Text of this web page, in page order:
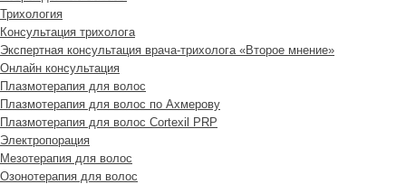
Трихология
Консультация трихолога
Экспертная консультация врача-трихолога «Второе мнение»
Онлайн консультация
Плазмотерапия для волос
Плазмотерапия для волос по Ахмерову
Плазмотерапия для волос Cortexil PRP
Электропорация
Мезотерапия для волос
Озонотерапия для волос